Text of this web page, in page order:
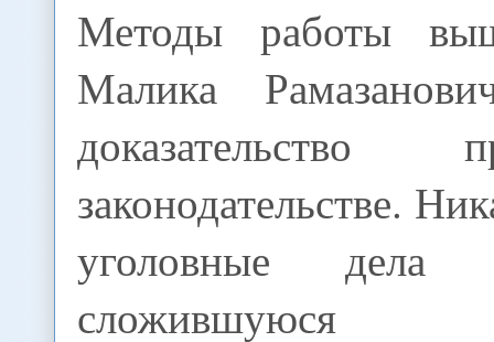
Методы работы
Малика
законодательстве.
уголовные дела
сложившуюся